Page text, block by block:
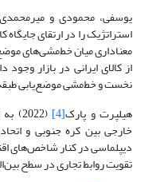
استراتژیک را در ارتقای جایگاه
معناداری میان خط‌مشی‌های
از کالای ایرانی در بازار
نخست و خط‌مشی موضع‌یابی طبقه
هیلپرت و پارک[4]
خارجی بین کره جنوبی و
دیپلماسی در کنار شاخص‌های
تقویت روابط تجاری در سطح